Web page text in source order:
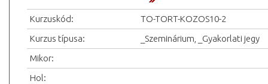
Kurzuskód:
TO-TORT-KOZOS10-2
Kurzus típusa:
_Szeminárium, _Gyakorlati jegy
Mikor:
Hol: